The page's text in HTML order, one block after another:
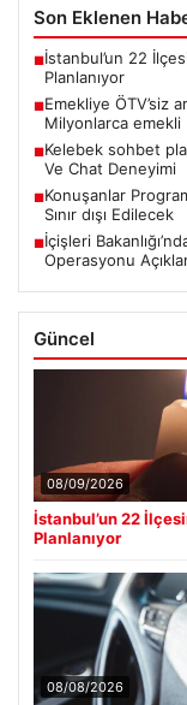
Son Eklenen
■İstanbul’un 22
Planlanıyor
■Emekliye ÖTV’siz
Milyonlarca
■Kelebek sohbet
Ve Chat Deneyimi
■Konuşanlar
Sınır dışı Edilecek
■İçişleri
Operasyonu
Güncel
08/09/2026
İstanbul’un 22
Planlanıyor
08/08/2026